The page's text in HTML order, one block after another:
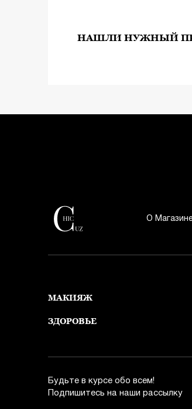
НАШЛИ НУЖНЫЙ
О
МАКИЯЖ
ЗДОРОВЬЕ
Будьте в курсе обо всем!
Подпишитесь на наши рассылку